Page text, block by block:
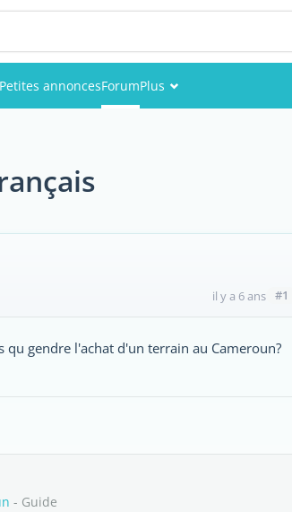
Petites annoncesForumPlus
il y a 6 ans #1
gendre l'achat d'un terrain au Cameroun?
- Guide